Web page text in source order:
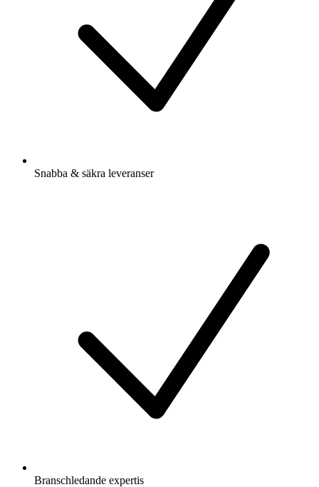
Snabba & säkra leveranser
Branschledande expertis